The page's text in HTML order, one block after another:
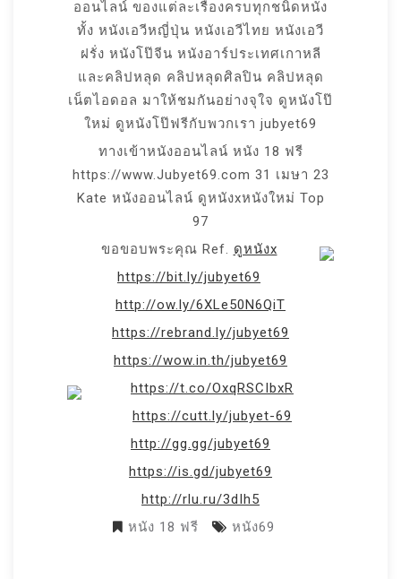
ออนไลน์ ของแต่ละเรื่องครบทุกชนิดหนัง
ทั้ง หนังเอวีหญี่ปุ่น หนังเอวีไทย หนังเอวี
ฝรั่ง หนังโป๊จีน หนังอาร์ประเทศเกาหลี
และคลิปหลุด คลิปหลุดศิลปิน คลิปหลุด
เน็ตไอดอล มาให้ชมกันอย่างจุใจ ดูหนังโป๊
ใหม่ ดูหนังโป๊ฟรีกับพวกเรา jubyet69
ทางเข้าหนังออนไลน์ หนัง 18 ฟรี
https://www.Jubyet69.com 31 เมษา 23
Kate หนังออนไลน์ ดูหนังxหนังใหม่ Top
97
ขอขอบพระคุณ Ref. ดูหนังx
https://bit.ly/jubyet69
http://ow.ly/6XLe50N6QiT
https://rebrand.ly/jubyet69
https://wow.in.th/jubyet69
https://t.co/OxqRSCIbxR
https://cutt.ly/jubyet-69
http://gg.gg/jubyet69
https://is.gd/jubyet69
http://rlu.ru/3dIh5
หนัง 18 ฟรี
หนัง69